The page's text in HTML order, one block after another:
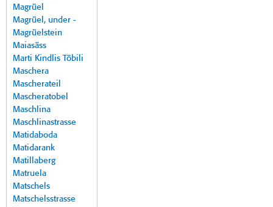
Magrüel
Magrüel, under -
Magrüelstein
Maiasäss
Marti Kindlis Töbili
Maschera
Mascherateil
Mascheratobel
Maschlina
Maschlinastrasse
Matidaboda
Matidarank
Matillaberg
Matruela
Matschels
Matschelsstrasse